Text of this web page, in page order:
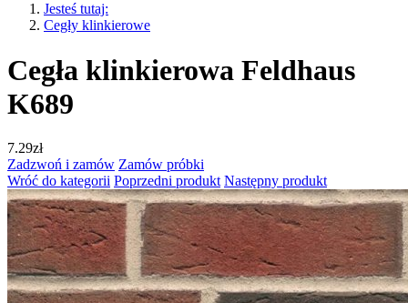
Jesteś tutaj:
Cegły klinkierowe
Cegła klinkierowa Feldhaus
K689
7.29zł
Zadzwoń i zamów Zamów próbki
Wróć do kategorii Poprzedni produkt Następny produkt